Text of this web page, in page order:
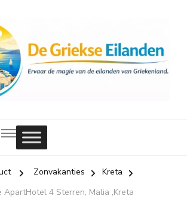
Zonvakanties
Kreta
ApartHotel 4 Sterren, Malia ,Kreta